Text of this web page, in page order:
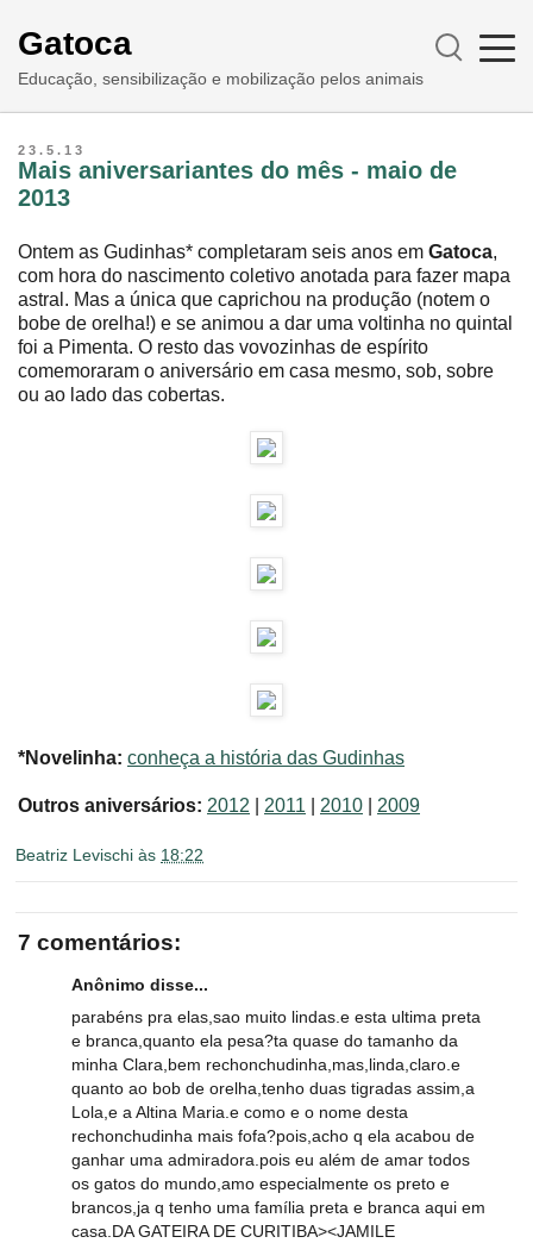
Gatoca
Educação, sensibilização e mobilização pelos animais
23.5.13
Mais aniversariantes do mês - maio de
2013
Ontem as Gudinhas* completaram seis anos em Gatoca,
com hora do nascimento coletivo anotada para fazer mapa
astral. Mas a única que caprichou na produção (notem o
bobe de orelha!) e se animou a dar uma voltinha no quintal
foi a Pimenta. O resto das vovozinhas de espírito
comemoraram o aniversário em casa mesmo, sob, sobre
ou ao lado das cobertas.
*Novelinha: conheça a história das Gudinhas
Outros aniversários: 2012 2011 2010 2009
Beatriz Levischi às 18:22
7 comentários:
Anônimo disse...
parabéns pra elas,sao muito lindas.e esta ultima preta
e branca,quanto ela pesa?ta quase do tamanho da
minha Clara,bem rechonchudinha,mas,linda,claro.e
quanto ao bob de orelha,tenho duas tigradas assim,a
Lola,e a Altina Maria.e como e o nome desta
rechonchudinha mais fofa?pois,acho q ela acabou de
ganhar uma admiradora.pois eu além de amar todos
os gatos do mundo,amo especialmente os preto e
brancos,ja q tenho uma família preta e branca aqui em
casa.DA GATEIRA DE CURITIBA><JAMILE